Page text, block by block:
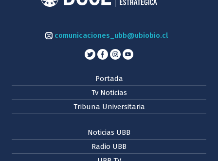
comunicaciones_ubb@ubiobio.cl
Portada
Tv Noticias
Tribuna Universitaria
Noticias UBB
Radio UBB